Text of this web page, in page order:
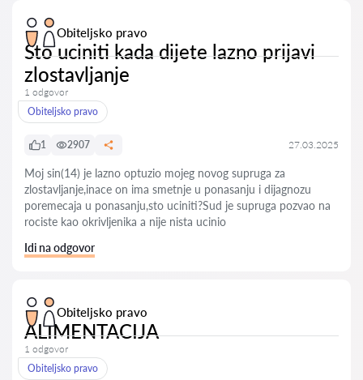
Obiteljsko pravo
Sto uciniti kada dijete lazno prijavi
zlostavljanje
1 odgovor
Obiteljsko pravo
1 2907 27.03.2025
Moj sin(14) je lazno optuzio mojeg novog supruga za
zlostavljanje,inace on ima smetnje u ponasanju i dijagnozu
poremecaja u ponasanju,sto uciniti?Sud je supruga pozvao na
rociste kao okrivljenika a nije nista ucinio
Idi na odgovor
Obiteljsko pravo
ALIMENTACIJA
1 odgovor
Obiteljsko pravo